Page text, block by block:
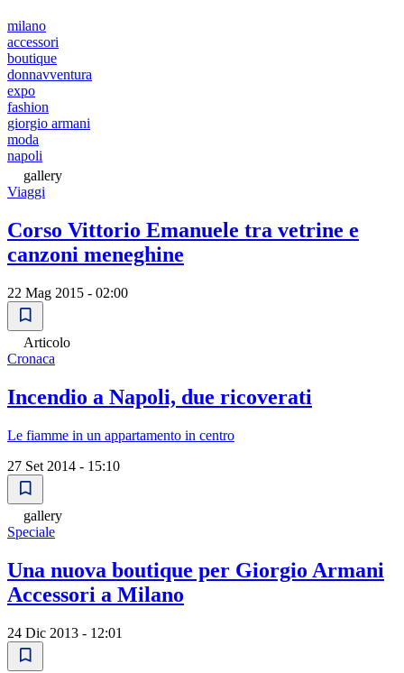
milano
accessori
boutique
donnavventura
expo
fashion
giorgio armani
moda
napoli
gallery
Viaggi
Corso Vittorio Emanuele tra vetrine e
canzoni meneghine
22 Mag 2015 - 02:00
Articolo
Cronaca
Incendio a Napoli, due ricoverati
Le fiamme in un appartamento in centro
27 Set 2014 - 15:10
gallery
Speciale
Una nuova boutique per Giorgio Armani
Accessori a Milano
24 Dic 2013 - 12:01